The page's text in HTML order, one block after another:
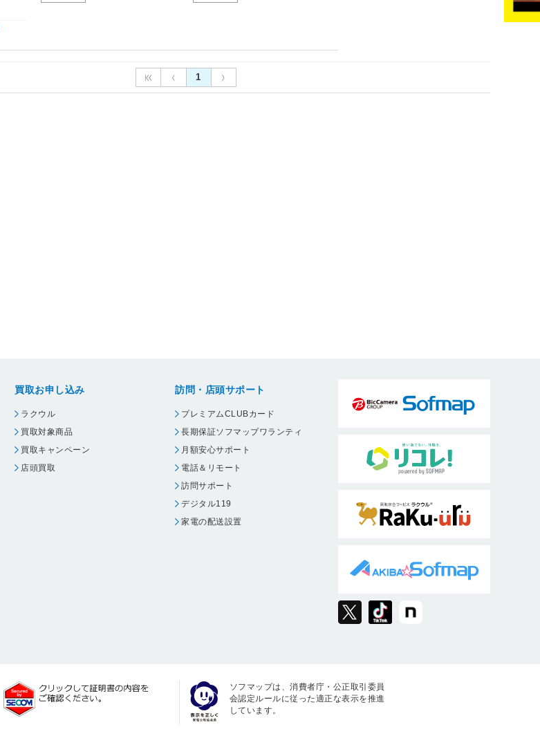
1
買取お申し込み
ラクウル
買取対象商品
買取キャンペーン
店頭買取
訪問・店頭サポート
プレミアムCLUBカード
長期保証ソフマップワランティ
月額安心サポート
電話＆リモート
訪問サポート
デジタル119
家電の配送設置
ソフマップは、消費者庁・公正取引委員
会認定ルールに従った適正な表示を推進
しています。